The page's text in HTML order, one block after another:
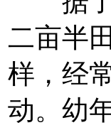
二亩半
样，经
动。幼